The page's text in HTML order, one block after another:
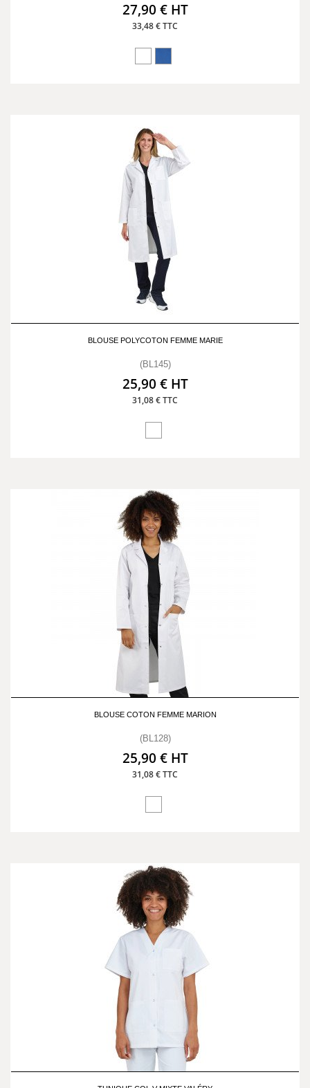
27,90 € HT
33,48 € TTC
BLOUSE POLYCOTON FEMME MARIE
(BL145)
25,90 € HT
31,08 € TTC
BLOUSE COTON FEMME MARION
(BL128)
25,90 € HT
31,08 € TTC